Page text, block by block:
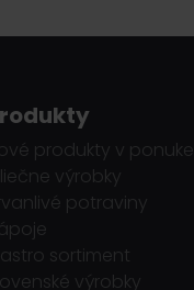
produkty v ponuke
výrobky
potraviny
sortiment
výrobky